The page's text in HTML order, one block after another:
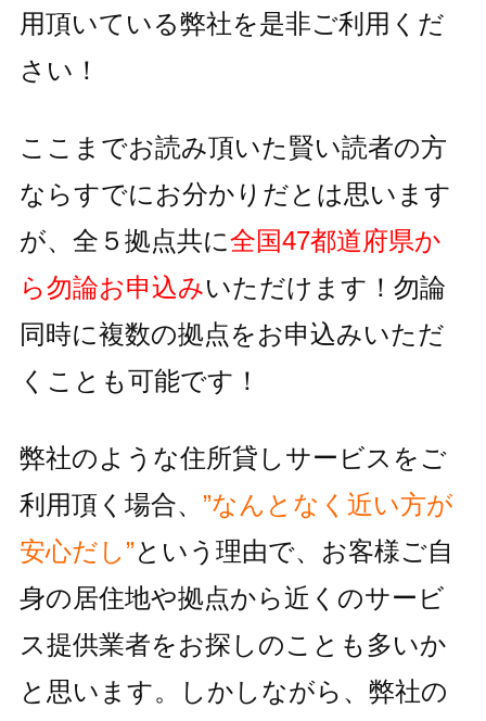
用頂いている弊社を是非ご利用くだ
さい！
ここまでお読み頂いた賢い読者の方
ならすでにお分かりだとは思います
が、全５拠点共に全国47都道府県か
ら勿論お申込みいただけます！ 勿論
同時に複数の拠点をお申込みいただ
くことも可能です！
弊社のような住所貸しサービスをご
利用頂く場合、 ”なんとなく近い方が
安心だし”という理由で、お客様ご自
身の居住地や拠点から近くのサービ
ス提供業者をお探しのことも多いか
と思います。しかしながら、 弊社の